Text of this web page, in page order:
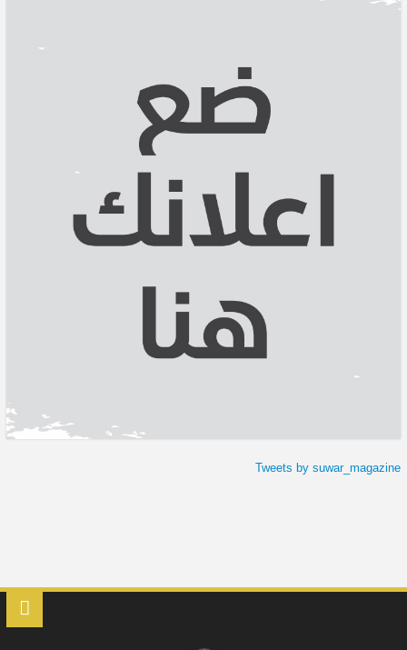
Tweets by suwar_magazine